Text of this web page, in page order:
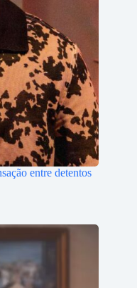
entre detentos